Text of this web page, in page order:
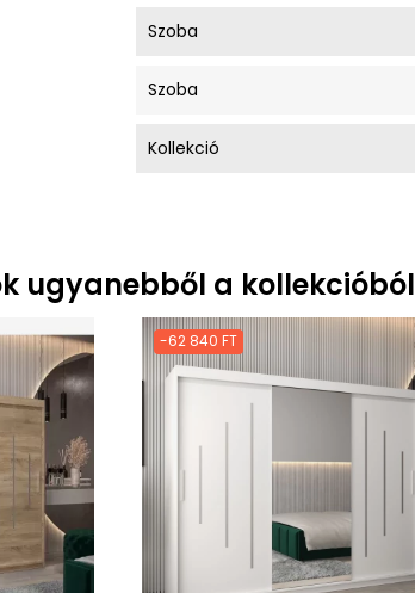
Szoba
Szoba
Kollekció
ugyanebből a kollekcióból
-62 840 FT